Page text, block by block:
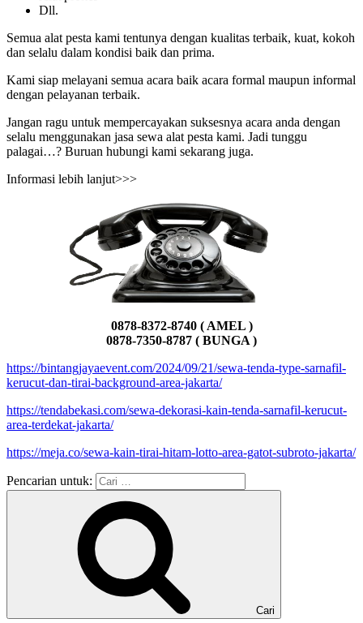
Dll.
Semua alat pesta kami tentunya dengan kualitas terbaik, kuat, kokoh
dan selalu dalam kondisi baik dan prima.
Kami siap melayani semua acara baik acara formal maupun informal
dengan pelayanan terbaik.
Jangan ragu untuk mempercayakan suksesnya acara anda dengan
selalu menggunakan jasa sewa alat pesta kami. Jadi tunggu
palagai…? Buruan hubungi kami sekarang juga.
Informasi lebih lanjut>>>
0878-8372-8740 ( AMEL )
0878-7350-8787 ( BUNGA )
https://bintangjayaevent.com/2024/09/21/sewa-tenda-type-sarnafil-
kerucut-dan-tirai-background-area-jakarta/
https://tendabekasi.com/sewa-dekorasi-kain-tenda-sarnafil-kerucut-
area-terdekat-jakarta/
https://meja.co/sewa-kain-tirai-hitam-lotto-area-gatot-subroto-jakarta/
Pencarian untuk:
Cari